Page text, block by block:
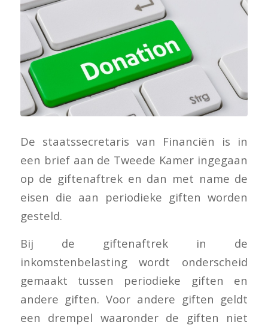
De staatssecretaris van Financiën is in
een brief aan de Tweede Kamer ingegaan
op de giftenaftrek en dan met name de
eisen die aan periodieke giften worden
gesteld.
Bij de giftenaftrek in de
inkomstenbelasting wordt onderscheid
gemaakt tussen periodieke giften en
andere giften. Voor andere giften geldt
een drempel waaronder de giften niet